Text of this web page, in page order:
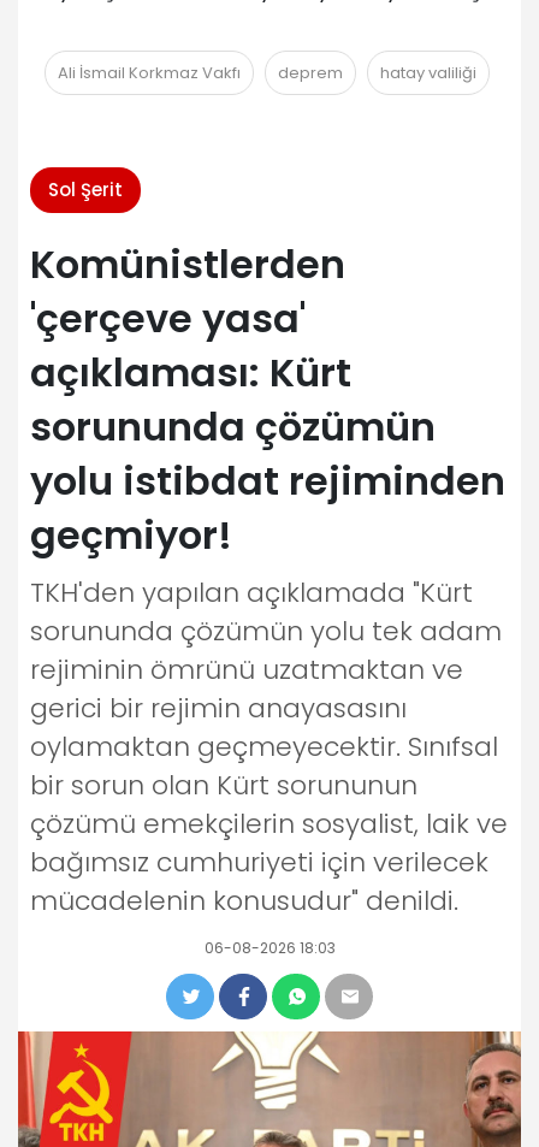
Ali İsmail Korkmaz Vakfı deprem hatay valiliği
Sol Şerit
Komünistlerden
'çerçeve yasa'
açıklaması: Kürt
sorununda çözümün
yolu istibdat rejiminden
geçmiyor!
TKH'den yapılan açıklamada "Kürt
sorununda çözümün yolu tek adam
rejiminin ömrünü uzatmaktan ve
gerici bir rejimin anayasasını
oylamaktan geçmeyecektir. Sınıfsal
bir sorun olan Kürt sorununun
çözümü emekçilerin sosyalist, laik ve
bağımsız cumhuriyeti için verilecek
mücadelenin konusudur" denildi.
06-08-2026 18:03